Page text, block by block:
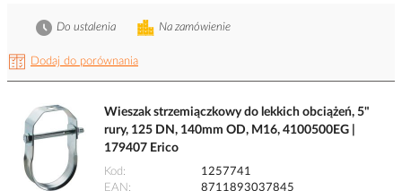
Dodaj do porównania
Na zamówienie
Do ustalenia
Wieszak strzemiączkowy do lekkich obciążeń, 5"
rury, 125 DN, 140mm OD, M16, 4100500EG |
179407 Erico
Kod
1257741
EAN
8711893037845